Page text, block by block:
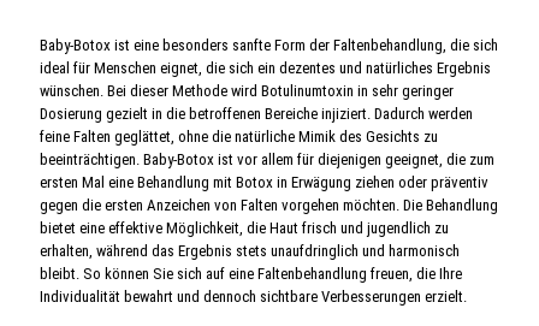
Baby-Botox ist eine besonders sanfte Form der Faltenbehandlung, die sich
ideal für Menschen eignet, die sich ein dezentes und natürliches Ergebnis
wünschen. Bei dieser Methode wird Botulinumtoxin in sehr geringer
Dosierung gezielt in die betroffenen Bereiche injiziert. Dadurch werden
feine Falten geglättet, ohne die natürliche Mimik des Gesichts zu
beeinträchtigen. Baby-Botox ist vor allem für diejenigen geeignet, die zum
ersten Mal eine Behandlung mit Botox in Erwägung ziehen oder präventiv
gegen die ersten Anzeichen von Falten vorgehen möchten. Die Behandlung
bietet eine effektive Möglichkeit, die Haut frisch und jugendlich zu
erhalten, während das Ergebnis stets unaufdringlich und harmonisch
bleibt. So können Sie sich auf eine Faltenbehandlung freuen, die Ihre
Individualität bewahrt und dennoch sichtbare Verbesserungen erzielt.